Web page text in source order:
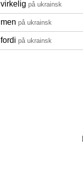
virkelig på ukrainsk
men på ukrainsk
fordi på ukrainsk